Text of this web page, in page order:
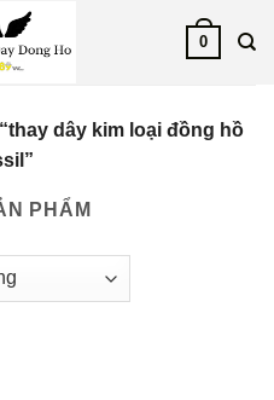
0
dây kim loại đồng hồ
PHẨM